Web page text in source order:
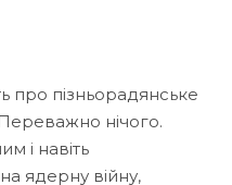
про пізньорадянське
Переважно нічого.
і навіть
ядерну війну,